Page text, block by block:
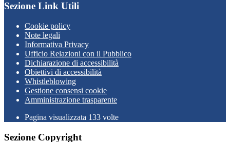
Sezione Link Utili
Cookie policy
Note legali
Informativa Privacy
Ufficio Relazioni con il Pubblico
Dichiarazione di accessibilità
Obiettivi di accessibilità
Whistleblowing
Gestione consensi cookie
Amministrazione trasparente
Pagina visualizzata 133 volte
Sezione Copyright